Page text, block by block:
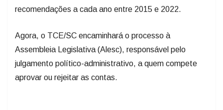
recomendações a cada ano entre 2015 e 2022.
Agora, o TCE/SC encaminhará o processo à
Assembleia Legislativa (Alesc), responsável pelo
julgamento político-administrativo, a quem compete
aprovar ou rejeitar as contas.